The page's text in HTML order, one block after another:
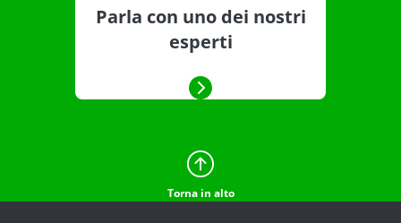
Parla con uno dei nostri
esperti
Torna in alto